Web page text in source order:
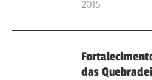
2015
das